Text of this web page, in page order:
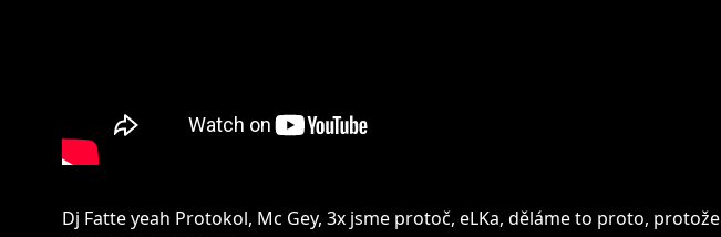
Dj Fatte yeah Protokol, Mc Gey, 3x jsme protoč, eLKa, děláme to proto, protože